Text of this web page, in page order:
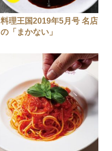
料理王国2019年5月号 名店
の「まかない」